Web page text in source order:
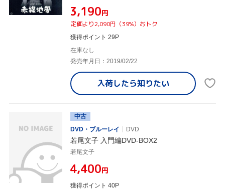
¥3,190円
定価より2,090円（39%）おトク
獲得ポイント 29P
在庫なし
発売年月日：2019/02/22
入荷したら知りたい
中古
DVD・ブルーレイ
DVD
若尾文子 入門編DVD-BOX2
若尾文子
¥4,400円
獲得ポイント 40P